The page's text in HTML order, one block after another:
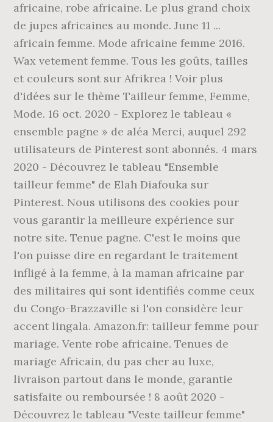
africaine, robe africaine. Le plus grand choix
de jupes africaines au monde. June 11 ...
africain femme. Mode africaine femme 2016.
Wax vetement femme. Tous les goûts, tailles
et couleurs sont sur Afrikrea ! Voir plus
d'idées sur le thème Tailleur femme, Femme,
Mode. 16 oct. 2020 - Explorez le tableau «
ensemble pagne » de aléa Merci, auquel 292
utilisateurs de Pinterest sont abonnés. 4 mars
2020 - Découvrez le tableau "Ensemble
tailleur femme" de Elah Diafouka sur
Pinterest. Nous utilisons des cookies pour
vous garantir la meilleure expérience sur
notre site. Tenue pagne. C'est le moins que
l'on puisse dire en regardant le traitement
infligé à la femme, à la maman africaine par
des militaires qui sont identifiés comme ceux
du Congo-Brazzaville si l'on considère leur
accent lingala. Amazon.fr: tailleur femme pour
mariage. Vente robe africaine. Tenues de
mariage Africain, du pas cher au luxe,
livraison partout dans le monde, garantie
satisfaite ou remboursée ! 8 août 2020 -
Découvrez le tableau "Veste tailleur femme"